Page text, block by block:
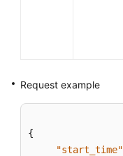
Request example
{
"start_time"